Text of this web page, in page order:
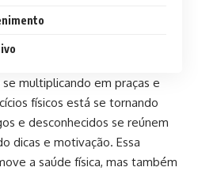
multiplicando em praças e
físicos está se tornando
e desconhecidos se reúnem
dicas e motivação. Essa
a saúde física, mas também